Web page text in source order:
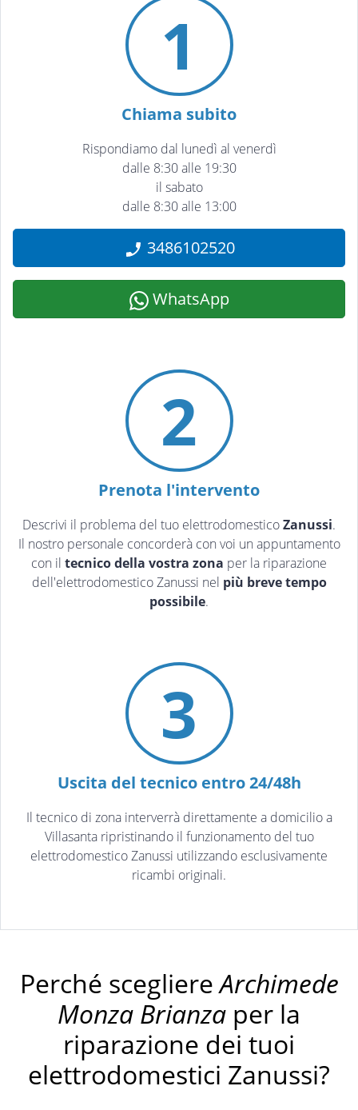
1
Chiama subito
Rispondiamo dal lunedì al venerdì
dalle 8:30 alle 19:30
il sabato
dalle 8:30 alle 13:00
3486102520
WhatsApp
2
Prenota l'intervento
Descrivi il problema del tuo elettrodomesticoZanussi.
Il nostro personale concorderà con voi un appuntamento
con il tecnico della vostra zona per la riparazione
dell'elettrodomestico Zanussi nel più breve tempo
possibile.
3
Uscita del tecnico entro 24/48h
Il tecnico di zona interverrà direttamente a domicilio a
Villasanta ripristinando il funzionamento del tuo
elettrodomestico Zanussi utilizzando esclusivamente
ricambi originali.
Perché scegliereArchimede
Monza Brianza per la
riparazione dei tuoi
elettrodomestici Zanussi?